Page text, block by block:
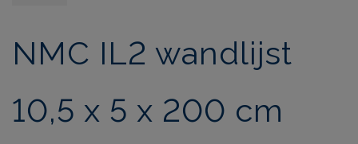
NMC IL2 wandlijst
10,5 x 5 x 200 cm